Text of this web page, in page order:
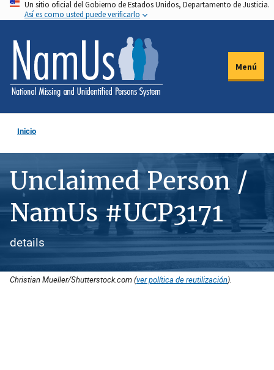
Pasar
al
contenido
principal
Un sitio oficial del Gobierno de Estados Unidos, Departamento de Justicia.
Así es como usted puede verificarlo
Menú
Inicio
Unclaimed Person /
NamUs #UCP3171
details
Christian Mueller/Shutterstock.com (ver política de reutilización).